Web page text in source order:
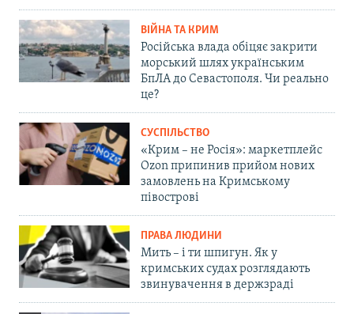
ВІЙНА ТА КРИМ
Російська влада обіцяє закрити
морський шлях українським
БпЛА до Севастополя. Чи реально
це?
СУСПІЛЬСТВО
«Крим – не Росія»: маркетплейс
Ozon припинив прийом нових
замовлень на Кримському
півострові
ПРАВА ЛЮДИНИ
Мить – і ти шпигун. Як у
кримських судах розглядають
звинувачення в держзраді